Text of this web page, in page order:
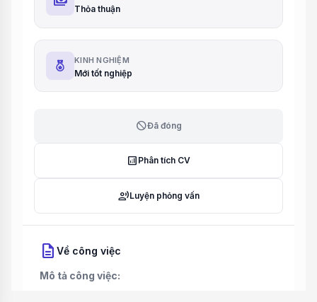
Thỏa thuận
KINH NGHIỆM
Mới tốt nghiệp
blockĐã đóng
analytics Phân tích CV
record_voice_overLuyện phỏng vấn
description Về công việc
Mô tả công việc: